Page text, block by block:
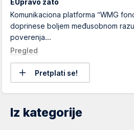
EUpravo zato
Komunikaciona platforma “WMG
doprinese boljem međusobnom
poverenja...
Pregled
Pretplati se!
Iz kategorije